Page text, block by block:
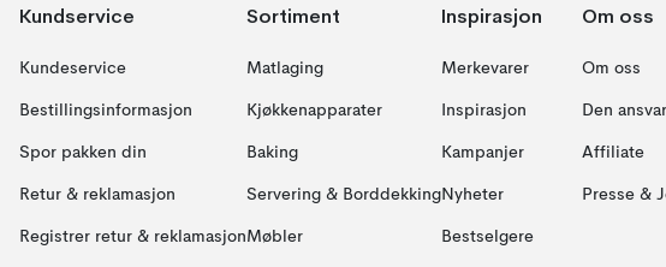
Kundservice
Kundeservice
Bestillingsinformasjon
Spor pakken din
Retur & reklamasjon
Registrer retur & reklamasjon
Sortiment
Matlaging
Kjøkkenapparater
Baking
Servering & Borddekking
Møbler
Inspirasjon
Merkevarer
Inspirasjon
Kampanjer
Nyheter
Bestselgere
Om oss
Om oss
Den
Affiliate
Presse &